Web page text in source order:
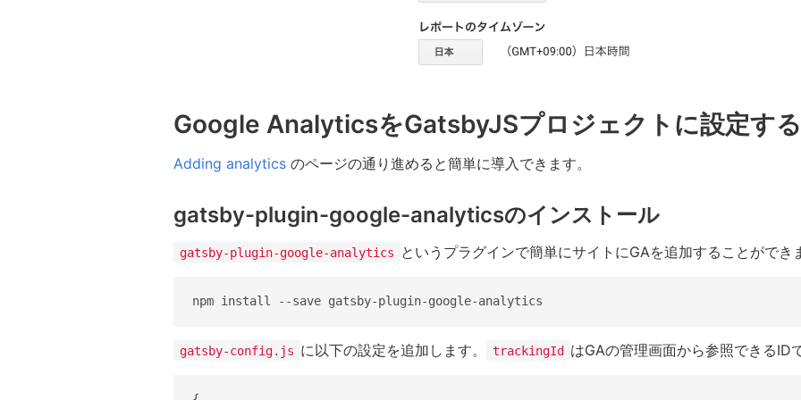
Google AnalyticsをGatsbyJSプロジェクトに設定する
Adding analyticsのページの通り進めると簡単に導入できます。
gatsby-plugin-google-analyticsのインストール
gatsby-plugin-google-analytics というプラグインで簡単にサイトにGAを追加することができ
gatsby-config.js に以下の設定を追加します。 trackingId はGAの管理画面から参照できるIDで